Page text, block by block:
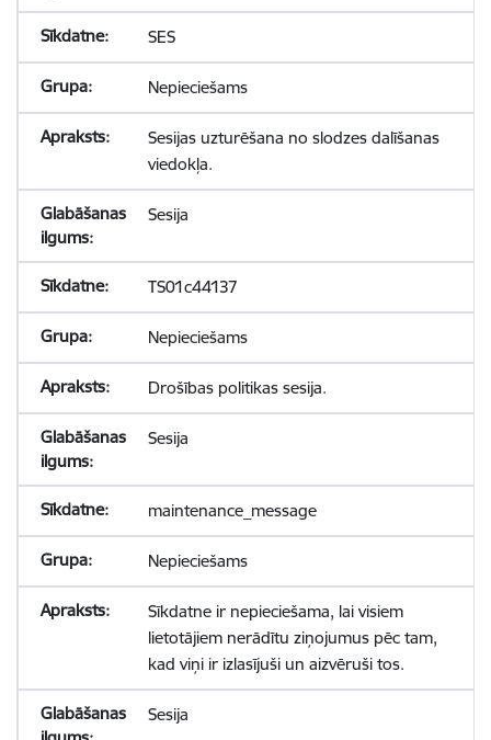
SES
Nepieciešams
Sesijas uzturēšana no slodzes dalīšanas
viedokļa.
Sesija
TS01c44137
Nepieciešams
Drošības politikas sesija.
Sesija
maintenance_message
Nepieciešams
Sīkdatne ir nepieciešama, lai visiem
lietotājiem nerādītu ziņojumus pēc tam,
kad viņi ir izlasījuši un aizvēruši tos.
Sesija